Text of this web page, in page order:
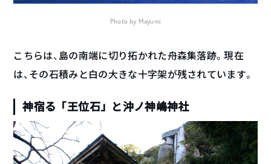
Photo by Mayumi
こちらは、島の南端に切り拓かれた舟森集落跡。現在
は、その石積みと白の大きな十字架が残されています。
神宿る「王位石」と沖ノ神嶋神社